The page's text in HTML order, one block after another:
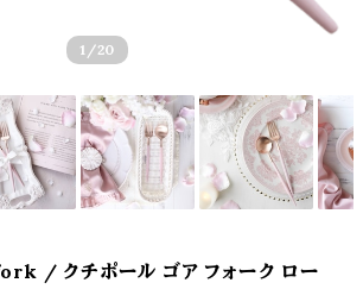
1 /20
/ クチポール ゴア フォーク ロー